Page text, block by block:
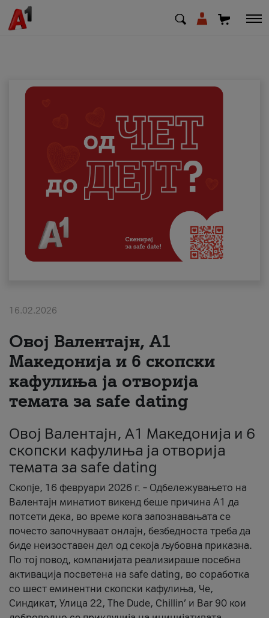
Деловни
Поддршка
Надополни кредит
Плати сметка
#ПодобарОнлајн
16.02.2026
Овој Валентајн, A1
Македонија и 6 скопски
кафулиња ја отворија
темата за safe dating
Овој Валентајн, A1 Македонија и 6
скопски кафулиња ја отворија
темата за safe dating
Скопје, 16 февруари 2026 г. – Одбележувањето на
Валентајн минатиот викенд беше причина А1 да
потсети дека, во време кога запознавањата се
почесто започнуваат онлајн, безбедноста треба да
биде неизоставен дел од секоја љубовна приказна.
По тој повод, компанијата реализираше посебна
активација посветена на safe dating, во соработка
со шест еминентни скопски кафулиња, Че,
Синдикат, Улица 22, The Dude, Chillin’ и Bar 90 кои